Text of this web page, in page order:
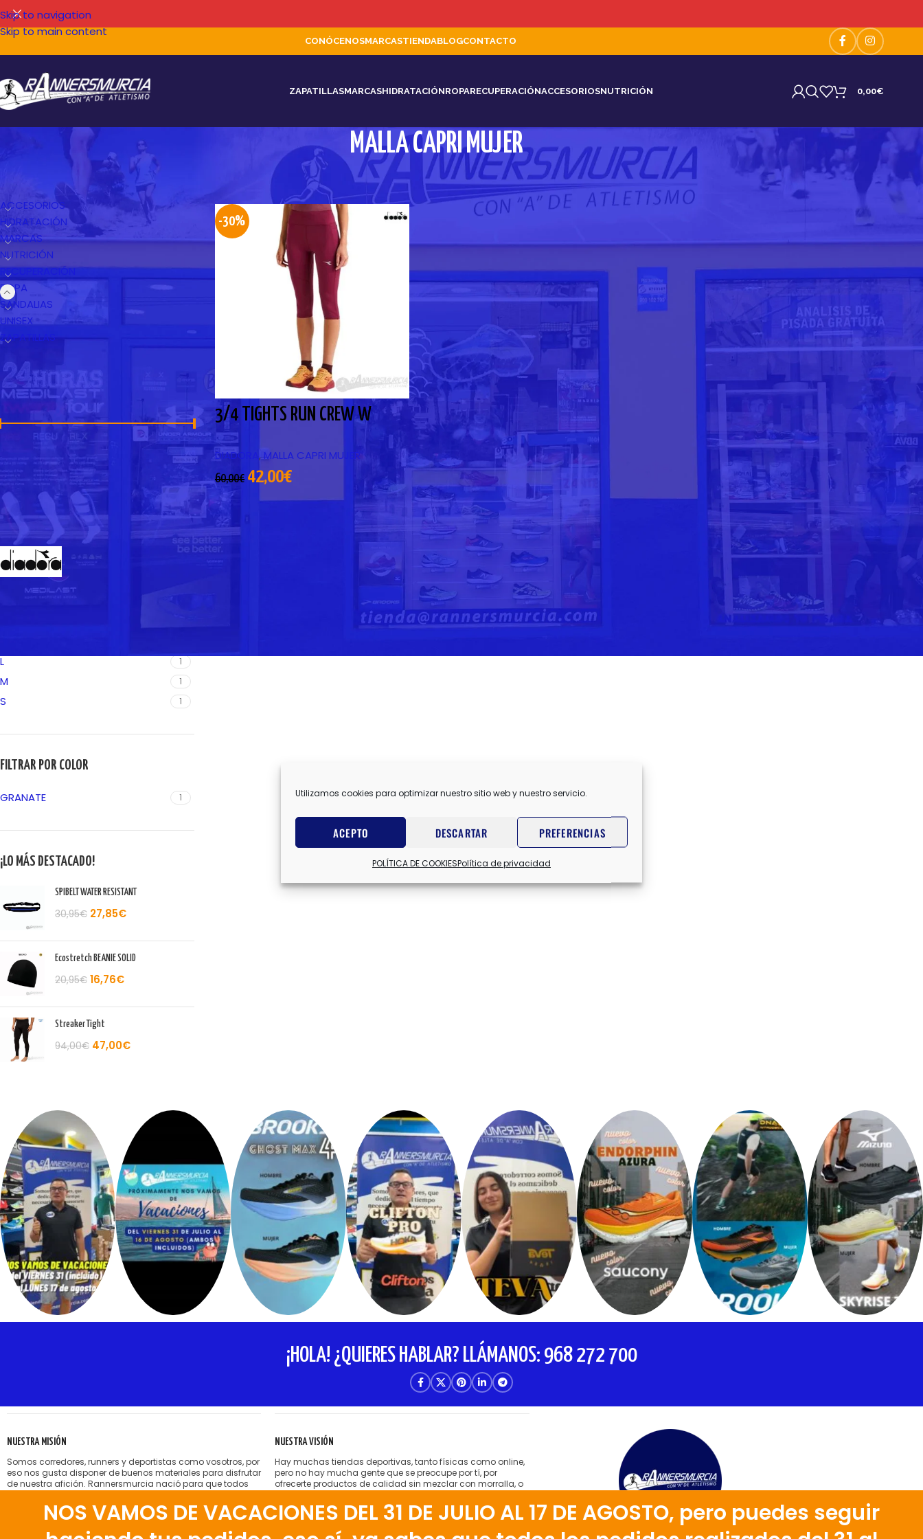
Utilizamos cookies para optimizar nuestro sitio web y nuestro servicio.
ACEPTO DESCARTAR PREFERENCIAS
POLÍTICA DE COOKIESPolítica de privacidad
NOS VAMOS DE VACACIONES DEL 31 DE JULIO AL 17 DE AGOSTO, pero puedes seguir
Skip to navigation
Skip to main content
CONÓCENOSMARCASTIENDABLOGCONTACTO
ZAPATILLASMARCASHIDRATACIÓNROPARECUPERACIÓNACCESORIOSNUTRICIÓN 0,00€
MALLA CAPRI MUJER
CATEGORÍAS DEL PRODUCTO
ACCESORIOS
HIDRATACIÓN
MARCAS
NUTRICIÓN
RECUPERACIÓN
ROPA
SANDALIAS
UNISEX
ZAPATILLAS
FILTRAR POR PRECIO
FILTRAR
40€ — 50€
FILTRAR POR MARCA
DIADORA
L 1
M 1
S 1
FILTRAR POR COLOR
GRANATE 1
¡LO MÁS DESTACADO!
SPIBELT WATER RESISTANT
30,95€ 27,85€
Ecostretch BEANIE SOLID
20,95€ 16,76€
Streaker Tight
94,00€ 47,00€
Mostrar 9 12 18 24
-30%
3/4 TIGHTS RUN CREW W
DIADORA ,MALLA CAPRI MUJER
60,00€ 42,00€
¡HOLA! ¿QUIERES HABLAR? LLÁMANOS: 968 272 700
NUESTRA MISIÓN
Somos corredores, runners y deportistas como vosotros, por
eso nos gusta disponer de buenos materiales para disfrutar
de nuestra afición. Rannersmurcia nació para que todos
nosotros podamos encontrar esas zapatillas, esa ropa,
esos accesorios deportivos que, a veces, son tan difíciles
de conseguir y que nosotros ponemos a vuestra
NUESTRA VISIÓN
Hay muchas tiendas deportivas, tanto físicas como online,
pero no hay mucha gente que se preocupe por tí, por
ofrecerte productos de calidad sin mezclar con morralla, o
sin pretender cobrarte hasta el hígado por lo que te venden.
Nos gusta la idea de tener amigos satisfechos que vienen a
nuestra tienda running porque encuentran el producto
correcto, bien aconsejados.